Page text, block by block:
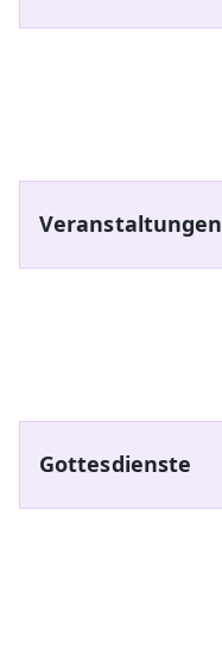
Veranstaltungen
Gottesdienste